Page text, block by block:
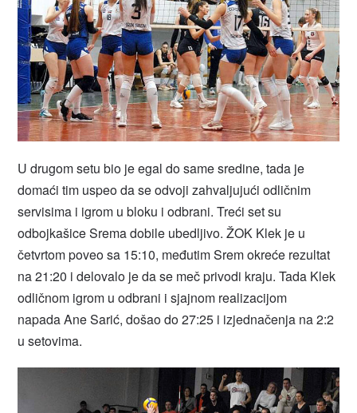
U drugom setu bio je egal do same sredine, tada je
domaći tim uspeo da se odvoji zahvaljujući odličnim
servisima i igrom u bloku i odbrani. Treći set su
odbojkašice Srema dobile ubedljivo. ŽOK Klek je u
četvrtom poveo sa 15:10, međutim Srem okreće rezultat
na 21:20 i delovalo je da se meč privodi kraju. Tada Klek
odličnom igrom u odbrani i sjajnom realizacijom
napada Ane Sarić, došao do 27:25 i izjednačenja na 2:2
u setovima.